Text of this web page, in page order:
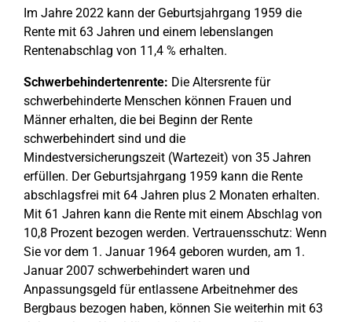
Im Jahre 2022 kann der Geburtsjahrgang 1959 die
Rente mit 63 Jahren und einem lebenslangen
Rentenabschlag von 11,4 % erhalten.
Schwerbehindertenrente: Die Altersrente für
schwerbehinderte Menschen können Frauen und
Männer erhalten, die bei Beginn der Rente
schwerbehindert sind und die
Mindestversicherungszeit (Wartezeit) von 35 Jahren
erfüllen. Der Geburtsjahrgang 1959 kann die Rente
abschlagsfrei mit 64 Jahren plus 2 Monaten erhalten.
Mit 61 Jahren kann die Rente mit einem Abschlag von
10,8 Prozent bezogen werden. Vertrauensschutz: Wenn
Sie vor dem 1. Januar 1964 geboren wurden, am 1.
Januar 2007 schwerbehindert waren und
Anpassungsgeld für entlassene Arbeitnehmer des
Bergbaus bezogen haben, können Sie weiterhin mit 63